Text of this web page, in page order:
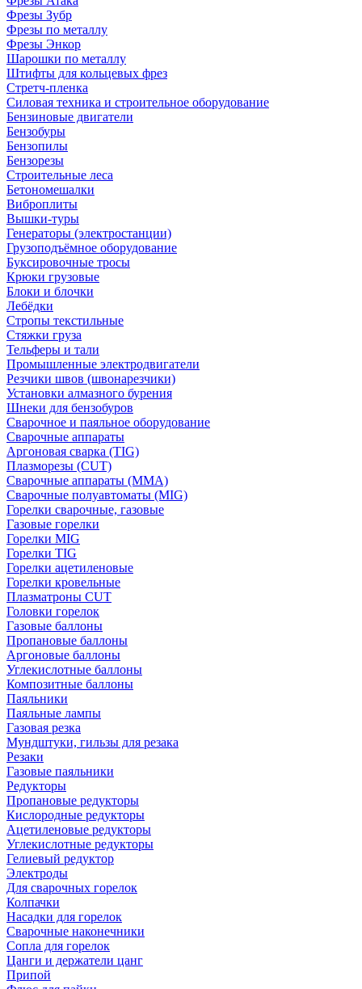
Фрезы Зубр
Фрезы по металлу
Фрезы Энкор
Шарошки по металлу
Штифты для кольцевых фрез
Стретч-пленка
Силовая техника и строительное оборудование
Бензиновые двигатели
Бензобуры
Бензопилы
Бензорезы
Строительные леса
Бетономешалки
Виброплиты
Вышки-туры
Генераторы (электростанции)
Грузоподъёмное оборудование
Буксировочные тросы
Крюки грузовые
Блоки и блочки
Лебёдки
Стропы текстильные
Стяжки груза
Тельферы и тали
Промышленные электродвигатели
Резчики швов (швонарезчики)
Установки алмазного бурения
Шнеки для бензобуров
Сварочное и паяльное оборудование
Сварочные аппараты
Аргоновая сварка (TIG)
Плазморезы (CUT)
Сварочные аппараты (MMA)
Сварочные полуавтоматы (MIG)
Горелки сварочные, газовые
Газовые горелки
Горелки MIG
Горелки TIG
Горелки ацетиленовые
Горелки кровельные
Плазматроны CUT
Головки горелок
Газовые баллоны
Пропановые баллоны
Аргоновые баллоны
Углекислотные баллоны
Композитные баллоны
Паяльники
Паяльные лампы
Газовая резка
Мундштуки, гильзы для резака
Резаки
Газовые паяльники
Редукторы
Пропановые редукторы
Кислородные редукторы
Ацетиленовые редукторы
Углекислотные редукторы
Гелиевый редуктор
Электроды
Для сварочных горелок
Колпачки
Насадки для горелок
Сварочные наконечники
Сопла для горелок
Цанги и держатели цанг
Припой